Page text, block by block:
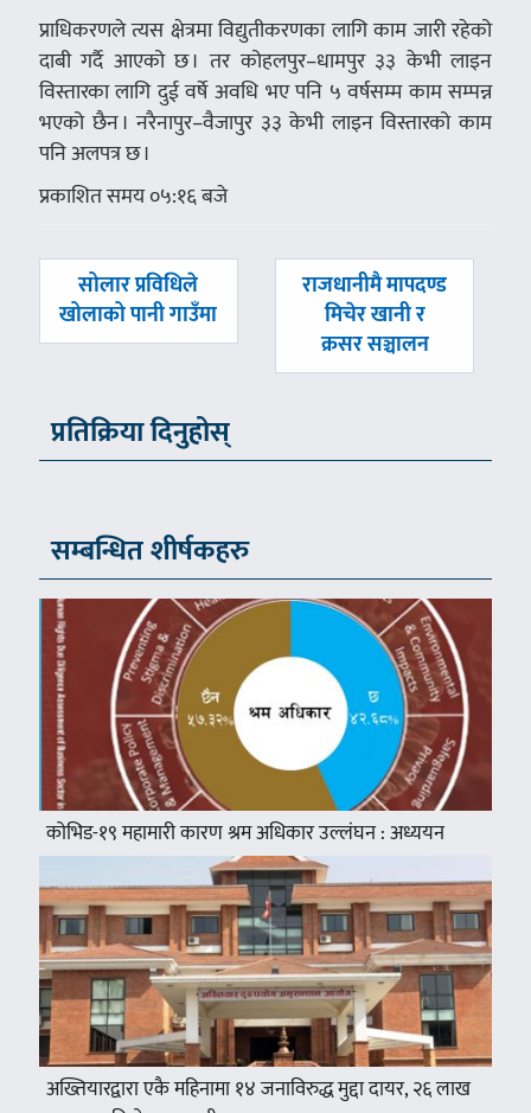
प्राधिकरणले त्यस क्षेत्रमा विद्युतीकरणका लागि काम जारी रहेको
दाबी गर्दै आएको छ । तर कोहलपुर–धामपुर ३३ केभी लाइन
विस्तारका लागि दुई वर्षे अवधि भए पनि ५ वर्षसम्म काम सम्पन्न
भएको छैन । नरैनापुर–वैजापुर ३३ केभी लाइन विस्तारको काम
पनि अलपत्र छ ।
प्रकाशित समय ०५:१६ बजे
पछिल्लाे
-
सोलार प्रविधिले
खोलाको पानी गाउँमा
अघिल्लाे
राजधानीमै मापदण्ड
मिचेर खानी र
क्रसर सञ्चालन
प्रतिक्रिया दिनुहोस्
सम्बन्धित शीर्षकहरु
कोभिड-१९ महामारी कारण श्रम अधिकार उल्लंघन : अध्ययन
अख्तियारद्वारा एकै महिनामा १४ जनाविरुद्ध मुद्दा दायर, २६ लाख